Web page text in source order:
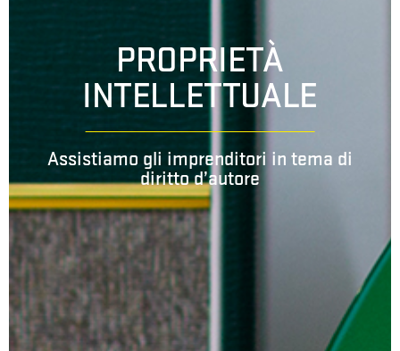
PROPRIETÀ
INTELLETTUALE
Assistiamo gli imprenditori in tema di
diritto d’autore